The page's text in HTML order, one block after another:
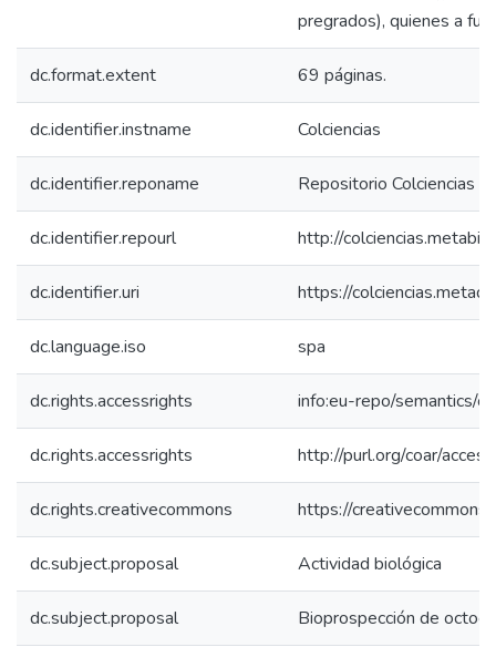
pregrados), quienes a
dc.format.extent 69 páginas.
dc.identifier.instname Colciencias
dc.identifier.reponame Repositorio Colciencias
dc.identifier.repourl http://
dc.identifier.uri https://
dc.language.iso spa
dc.rights.accessrights info:eu-repo/semantics/
dc.rights.accessrights http://purl.org/coar/
dc.rights.creativecommons https://
dc.subject.proposal Actividad biológica
dc.subject.proposal Bioprospección de